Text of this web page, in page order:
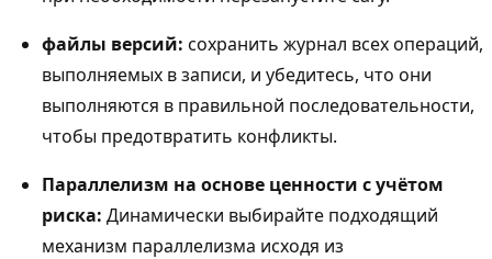
файлы версий: сохранить журнал всех операций,
выполняемых в записи, и убедитесь, что они
выполняются в правильной последовательности,
чтобы предотвратить конфликты.
Параллелизм на основе ценности с учётом
риска: Динамически выбирайте подходящий
механизм параллелизма исходя из